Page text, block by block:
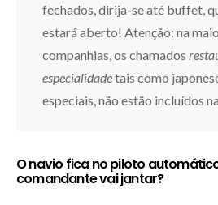
fechados, dirija-se até buffet,
estará aberto! Atenção: na
companhias, os chamados
especialidadetais como
especiais, não estão incluídos
O navio fica no piloto
comandante vai jantar?